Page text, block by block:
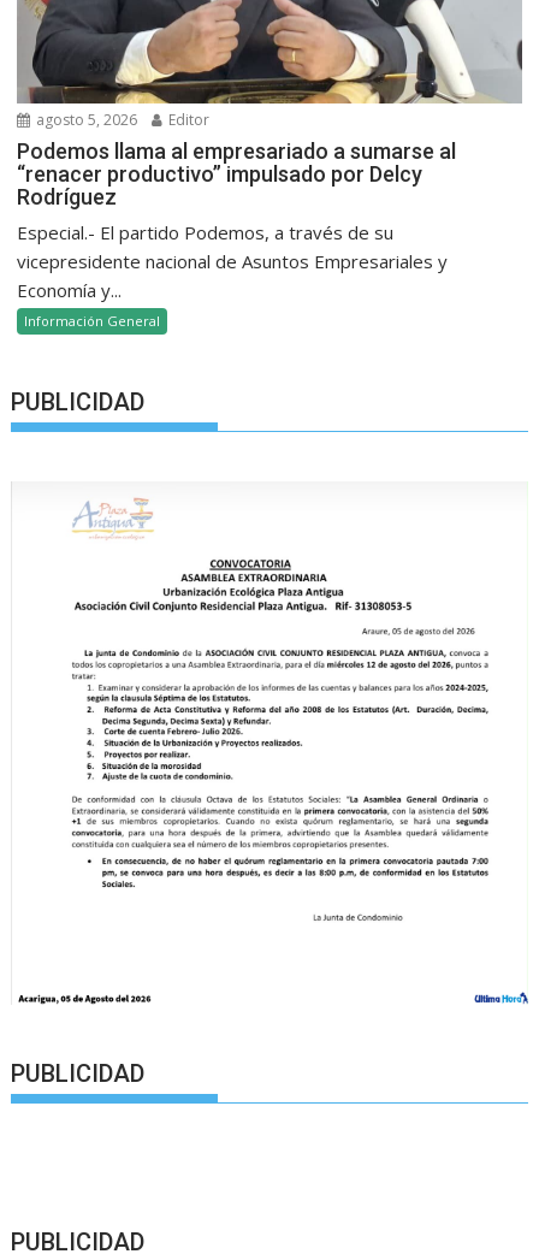
agosto 5, 2026 Editor
Podemos llama al empresariado a sumarse al
“renacer productivo” impulsado por Delcy
Rodríguez
Especial.- El partido Podemos, a través de su
vicepresidente nacional de Asuntos Empresariales y
Economía y...
Información General
PUBLICIDAD
PUBLICIDAD
PUBLICIDAD